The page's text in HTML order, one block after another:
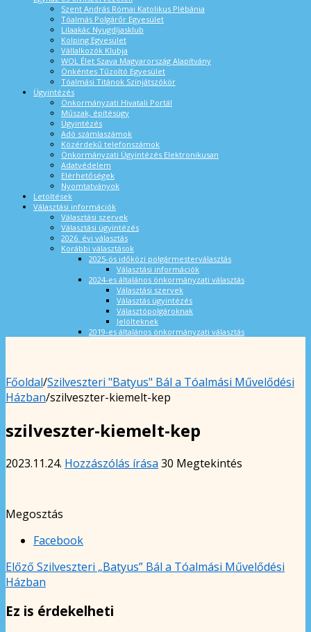
Szent András Római Katolikus Plébánia
Tóalmás Polgárőr Egyesület
Lilaakác Nyugdíjasklub
Kolping Egyesület
Vállalkozók Klubja
WOL Élet Szava Magyarország Alapítvány
Önkéntes Tűzoltó Egyesület
Tóalmási Titánok Színjátszókör
Ügyintézés
Önkormányzati Hivatali Portál
Műszak, építésügy
Ügyintézés
Adó számlaszámok
Közérdekű telefonszámok
Önkormányzati Ügyintézés Elektronikusan
Adatvédelem
Elérhetőségek
Nyomtatványok
Letöltések
Választási információk
Választási szervek
Választási ügyintézés
2026. évi választás
Korábbi választások
2025-ös időközi polgármesterválasztás
Választási információk
2024-es általános önkormányzati választás
Választási szervek
Választás ügyintézés
Választópolgároknak
Jelölteknek
2019-es általános önkormányzati választás
Főoldal/Szilveszteri "Batyus" Bál a Tóalmási Művelődési
Házban/szilveszter-kiemelt-kep
szilveszter-kiemelt-kep
2023.11.24. Hozzászólás írása 30 Megtekintés
Megosztás
Facebook
Előző Szilveszteri „Batyus” Bál a Tóalmási Művelődési
Házban
Ez is érdekelheti